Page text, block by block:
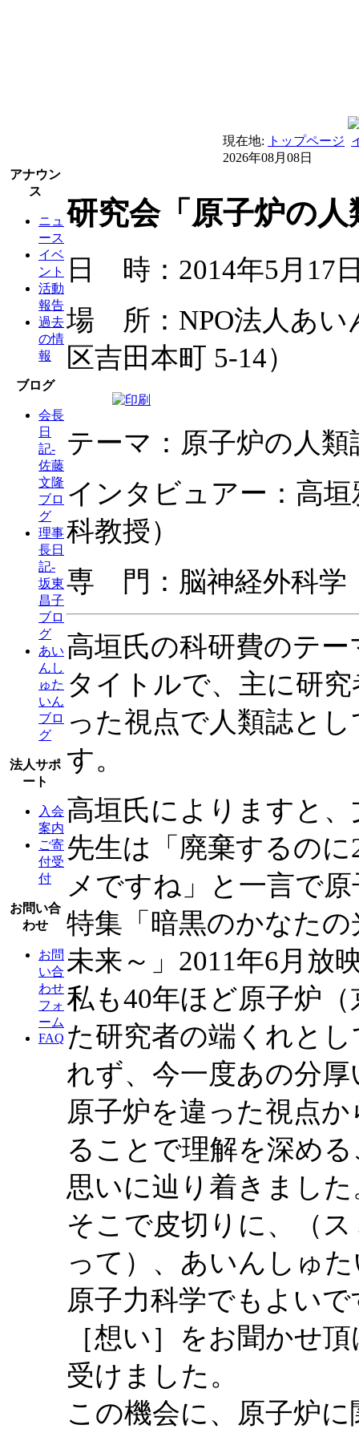
現在地: トップページ
2026年08月08日
アナウン
ス
ニュ
ース
イベ
ント
活動
報告
過去
の情
報
ブログ
会長
日
記-
佐藤
文隆
ブロ
グ
理事
長日
記-
坂東
昌子
ブロ
グ
あい
んし
ゅた
いん
ブロ
グ
法人サポ
ート
入会
案内
ご寄
付受
付
お問い合
わせ
お問
い合
わせ
フォ
ーム
FAQ
研究会「原子炉の人
日 時：2014年5月17
場 所：NPO法人あい
区吉田本町 5-14）
テーマ：原子炉の人類
インタビュアー：高
科教授）
専 門：脳神経外科学
高垣氏の科研費のテ
タイトルで、主に研
った視点で人類誌と
す。
高垣氏によりますと
先生は「廃棄するの
メですね」と一言で
特集「暗黒のかなた
未来～」2011年6月放
私も40年ほど原子炉
た研究者の端くれと
れず、今一度あの分
原子炉を違った視点
ることで理解を深め
思いに辿り着きました
そこで皮切りに、（
って）、あいんしゅ
原子力科学でもよい
［想い］をお聞かせ
受けました。
この機会に、原子炉